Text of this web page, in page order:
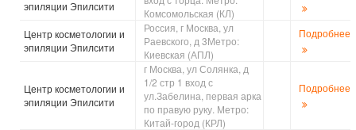
эпиляции Эпилсити
Комсомольская (КЛ)
Центр косметологии и
эпиляции Эпилсити
Россия, г Москва, ул
Раевского, д 3Метро:
Киевская (АПЛ)
Подробнее
Центр косметологии и
эпиляции Эпилсити
г Москва, ул Солянка, д
1/2 стр 1 вход с
ул.Забелина, первая арка
по правую руку. Метро:
Китай-город (КРЛ)
Подробнее